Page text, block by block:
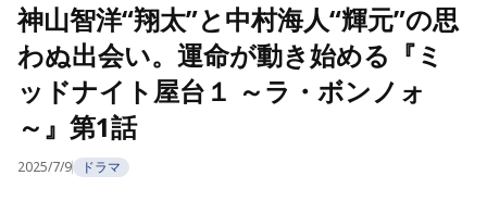
神山智洋“翔太”と中村海人“輝元”の思
わぬ出会い。運命が動き始める『ミ
ッドナイト屋台１ ～ラ・ボンノォ
～』第1話
2025/7/9 ドラマ